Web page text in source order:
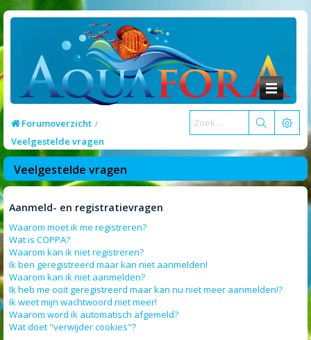
Forumoverzicht
Veelgestelde vragen
Veelgestelde vragen
Aanmeld- en registratievragen
Waarom moet ik me registreren?
Wat is COPPA?
Waarom kan ik niet registreren?
Ik ben geregistreerd maar kan niet aanmelden!
Waarom kan ik niet aanmelden?
Ik heb me ooit geregistreerd maar kan nu niet meer aanmelden!?
Ik weet mijn wachtwoord niet meer!
Waarom word ik automatisch afgemeld?
Wat doet "verwijder cookies"?